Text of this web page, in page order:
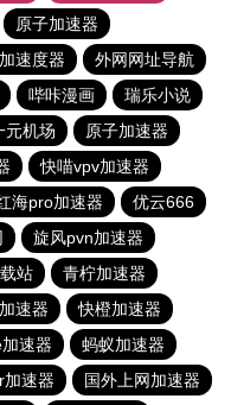
原子加速器
速度器
外网网址导航
哔咔漫画
瑞乐小说
元机场
原子加速器
快喵vpv加速器
海pro加速器
优云666
旋风pvn加速器
站
青柠加速器
速器
快橙加速器
速器
蚂蚁加速器
速器
国外上网加速器